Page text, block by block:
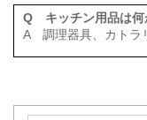
Q キッチン用品は何
A 調理器具、カトラ